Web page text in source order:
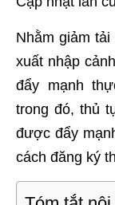
Nhằm giảm
xuất nhập
đẩy mạnh
trong đó, thủ
được đẩy
cách đăng ký